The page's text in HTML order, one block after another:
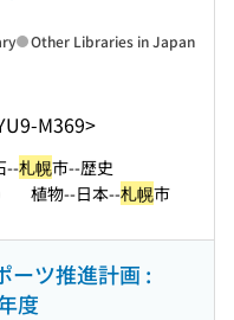
M369>
Other Libraries in Japan
--札幌市--歴史
植物--日本--札幌市
ーツ推進計画 :
度